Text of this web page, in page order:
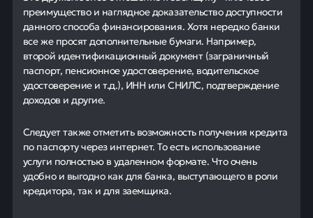
преимущество и наглядное доказательство доступности
данного способа финансирования. Хотя нередко банки
все же просят дополнительные бумаги. Например,
второй идентификационный документ (заграничный
паспорт, пенсионное удостоверение, водительское
удостоверение и т.д.), ИНН или СНИЛС, подтверждение
доходов и другие.
Следует также отметить возможность получения кредита
по паспорту через интернет. То есть использование
услуги полностью в удаленном формате. Что очень
удобно и выгодно как для банка, выступающего в роли
кредитора, так и для заемщика.